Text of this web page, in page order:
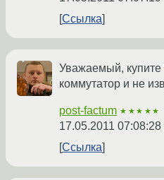
Ссылка
Уважаемый, купите
коммутатор и не
post-factum ★★★★★
17.05.2011 07:08:28
Ссылка